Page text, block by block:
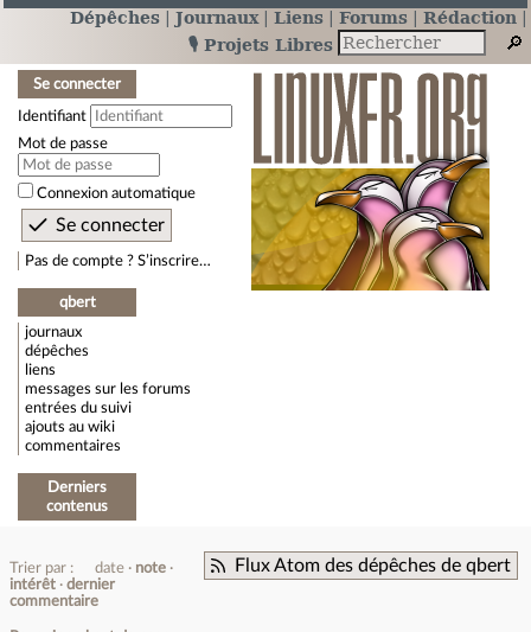
Dépêches Journaux Liens Forums
Rédaction
🎙️ Projets Libres
Se connecter
Identifiant
Mot de passe
Connexion automatique
Pas de compte ? S’inscrire…
qbert
journaux
dépêches
liens
messages sur les forums
entrées du suivi
ajouts au wiki
commentaires
Derniers
contenus
Flux Atom des dépêches de qbert
Trier par : date
note
intérêt
dernier
commentaire